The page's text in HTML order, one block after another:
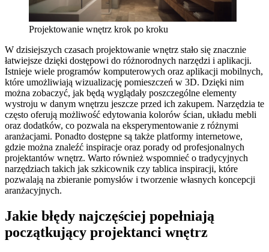
Projektowanie wnętrz krok po kroku
W dzisiejszych czasach projektowanie wnętrz stało się znacznie
łatwiejsze dzięki dostępowi do różnorodnych narzędzi i aplikacji.
Istnieje wiele programów komputerowych oraz aplikacji mobilnych,
które umożliwiają wizualizację pomieszczeń w 3D. Dzięki nim
można zobaczyć, jak będą wyglądały poszczególne elementy
wystroju w danym wnętrzu jeszcze przed ich zakupem. Narzędzia te
często oferują możliwość edytowania kolorów ścian, układu mebli
oraz dodatków, co pozwala na eksperymentowanie z różnymi
aranżacjami. Ponadto dostępne są także platformy internetowe,
gdzie można znaleźć inspiracje oraz porady od profesjonalnych
projektantów wnętrz. Warto również wspomnieć o tradycyjnych
narzędziach takich jak szkicownik czy tablica inspiracji, które
pozwalają na zbieranie pomysłów i tworzenie własnych koncepcji
aranżacyjnych.
Jakie błędy najczęściej popełniają
początkujący projektanci wnętrz